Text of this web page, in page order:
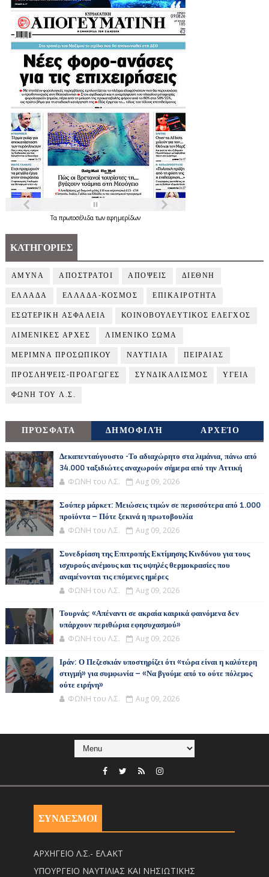
Τα πρωτοσέλιδατων εφημερίδων
ΚΑΤΗΓΟΡΙΕΣ
ΑΜΥΝΑ ΑΠΟΣΤΡΑΤΟΙ ΑΠΟΨΕΙΣ ΔΙΕΘΝΗ
ΕΛΛΑΔΑ ΕΛΛΑΔΑ-ΚΟΣΜΟΣ ΕΠΙΚΑΙΡΟΤΗΤΑ
ΕΣΩΤΕΡΙΚΗ ΑΣΦΑΛΕΙΑ ΚΟΙΝΟΒΟΥΛΕΥΤΙΚΟΣ ΕΛΕΓΧΟΣ
ΛΙΜΕΝΙΚΕΣ ΑΡΧΕΣ ΛΙΜΕΝΙΚΟ ΣΩΜΑ
ΜΕΡΙΜΝΑ ΠΡΟΣΩΠΙΚΟΥ ΝΑΥΤΙΛΙΑ ΠΕΙΡΑΙΑΣ
ΠΡΟΣΛΗΨΕΙΣ-ΠΡΟΑΓΩΓΕΣ ΣΥΝΔΙΚΑΛΙΣΜΟΣ ΥΓΕΙΑ
ΦΩΝΗ ΤΟΥ Λ.Σ.
ΠΡΌΣΦΑΤΑ ΔΗΜΟΦΙΛΉ ΑΡΧΕΊΟ
Δεκαπενταύγουστο -Το αδιαχώρητο στα λιμάνια, πάνω από
34.000 ταξιδιώτες αναχωρούν σήμερα από την Αττική
ΦΩΝΗ του Λ.Σ. Aug 09, 2026
Σούπερ μάρκετ: Μειώσεις τιμών σε περισσότερα από 1.000
προϊόντα – Πότε ξεκινά η πρωτοβουλία
ΦΩΝΗ του Λ.Σ. Aug 09, 2026
Συνεδρίαση της Επιτροπής Εκτίμησης Κινδύνου για τους
ισχυρούς ανέμους και τις υψηλές θερμοκρασίες που
αναμένονται τις επόμενες ημέρες
ΦΩΝΗ του Λ.Σ. Aug 09, 2026
Τουρνάς: «Απέναντι σε ακραία καιρικά φαινόμενα δεν
υπάρχουν περιθώρια εφησυχασμού»
ΦΩΝΗ του Λ.Σ. Aug 09, 2026
Ιράν: Ο Πεζεσκιάν υποστηρίζει ότι «τώρα είναι η καλύτερη
στιγμή» για συμφωνία – «Να βγούμε από το ούτε πόλεμος
ούτε ειρήνη»
ΦΩΝΗ του Λ.Σ. Aug 09, 2026
ΣΥΝΔΕΣΜΟΙ
ΑΡΧΗΓΕΙΟ Λ.Σ.- ΕΛ.ΑΚΤ
ΥΠΟΥΡΓΕΙΟ ΝΑΥΤΙΛΙΑΣ ΚΑΙ ΝΗΣΙΩΤΙΚΗΣ